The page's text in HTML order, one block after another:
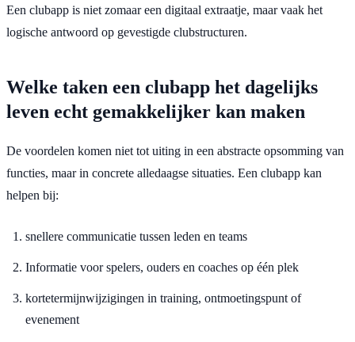
Een clubapp is niet zomaar een digitaal extraatje, maar vaak het
logische antwoord op gevestigde clubstructuren.
Welke taken een clubapp het dagelijks
leven echt gemakkelijker kan maken
De voordelen komen niet tot uiting in een abstracte opsomming van
functies, maar in concrete alledaagse situaties. Een clubapp kan
helpen bij:
snellere communicatie tussen leden en teams
Informatie voor spelers, ouders en coaches op één plek
kortetermijnwijzigingen in training, ontmoetingspunt of
evenement